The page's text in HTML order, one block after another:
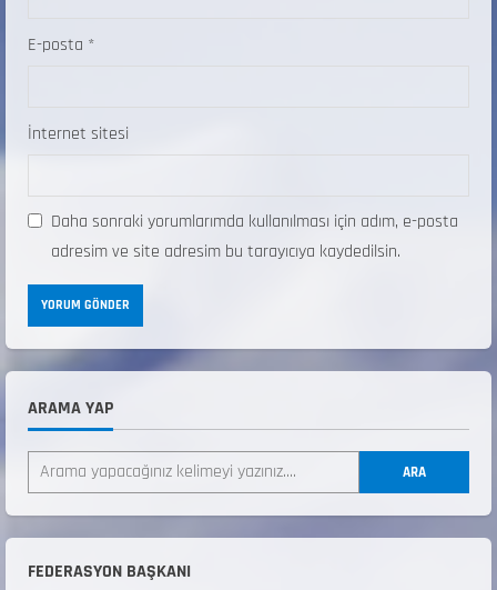
E-posta *
İnternet sitesi
Daha sonraki yorumlarımda kullanılması için adım, e-posta
adresim ve site adresim bu tarayıcıya kaydedilsin.
ARAMA YAP
ARA
FEDERASYON BAŞKANI
2
ŞAMPİYONASI
22 Temmuz 2026
ŞAMPİYONASI GÖREVLİ LİSTESİ